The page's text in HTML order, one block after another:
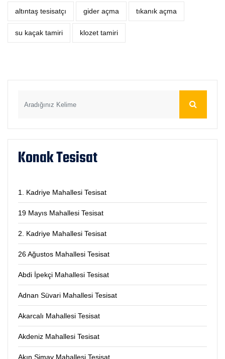
altıntaş tesisatçı ‎gider açma tıkanık açma
su kaçak tamiri klozet tamiri
Konak Tesisat
1. Kadriye Mahallesi Tesisat
19 Mayıs Mahallesi Tesisat
2. Kadriye Mahallesi Tesisat
26 Ağustos Mahallesi Tesisat
Abdi İpekçi Mahallesi Tesisat
Adnan Süvari Mahallesi Tesisat
Akarcalı Mahallesi Tesisat
Akdeniz Mahallesi Tesisat
Akın Simav Mahallesi Tesisat